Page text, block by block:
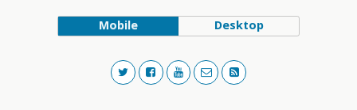
Mobile Desktop